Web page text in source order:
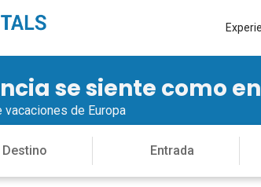
se siente como
de Europa